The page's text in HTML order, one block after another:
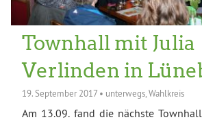
Townhall mit Julia
Verlinden in
19. September 2017 • unterwegs,Wahlkreis
Am 13.09. fand die nächste